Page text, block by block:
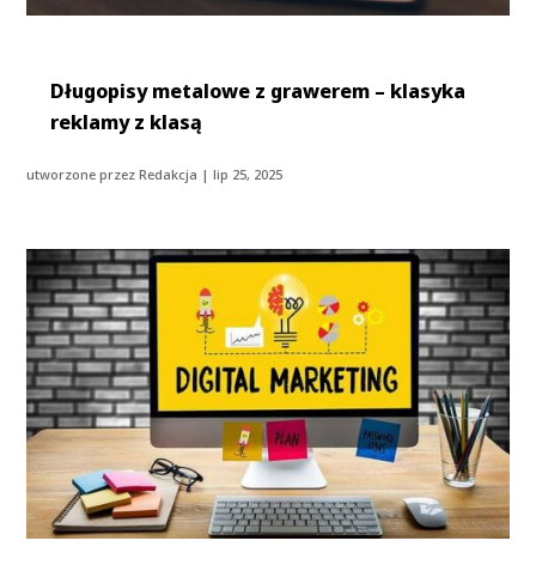
Długopisy metalowe z grawerem – klasyka
reklamy z klasą
utworzone przezRedakcja |lip 25, 2025